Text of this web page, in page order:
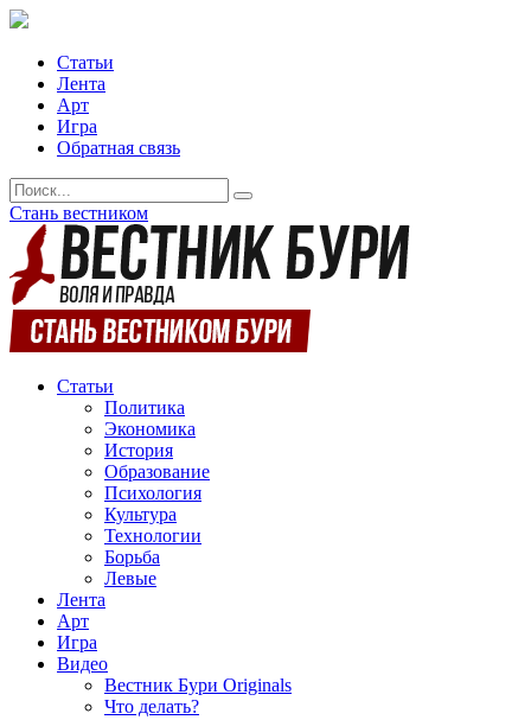
Статьи
Лента
Арт
Игра
Обратная связь
Стань вестником
Статьи
Политика
Экономика
История
Образование
Психология
Культура
Технологии
Борьба
Левые
Лента
Арт
Игра
Видео
Вестник Бури Originals
Что делать?